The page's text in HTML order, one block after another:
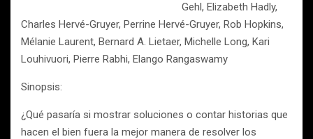
Gehl, Elizabeth Hadly,
Charles Hervé-Gruyer, Perrine Hervé-Gruyer, Rob Hopkins,
Mélanie Laurent, Bernard A. Lietaer, Michelle Long, Kari
Louhivuori, Pierre Rabhi, Elango Rangaswamy
Sinopsis:
¿Qué pasaría si mostrar soluciones o contar historias que
hacen el bien fuera la mejor manera de resolver los